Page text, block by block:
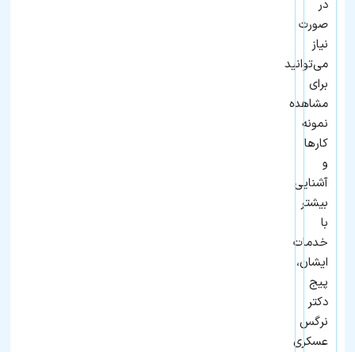
در
صورت
نیاز
می‌توانید
برای
مشاهده
نمونه‌
کارها
و
آشنایی
بیشتر
با
خدمات
ایشان،
پیج
دکتر
نرگس
عسکری